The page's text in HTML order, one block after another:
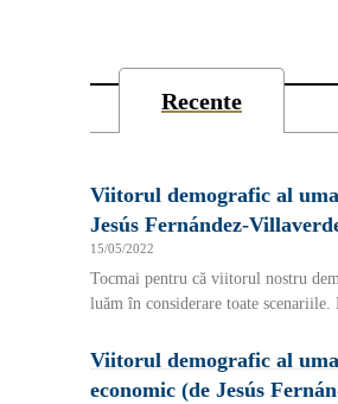
Recente
Viitorul demografic al
Jesús Fernández-
15/05/2022
Tocmai pentru că viitorul nostru
luăm în considerare toate
Viitorul demografic al
economic (de Jesús